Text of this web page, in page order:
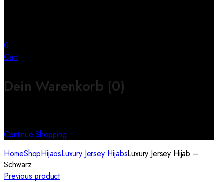
0
Cart
Dein Warenkorb (0)
Continue Shopping
HomeShopHijabsLuxury Jersey HijabsLuxury Jersey Hijab –
Schwarz
Previous product